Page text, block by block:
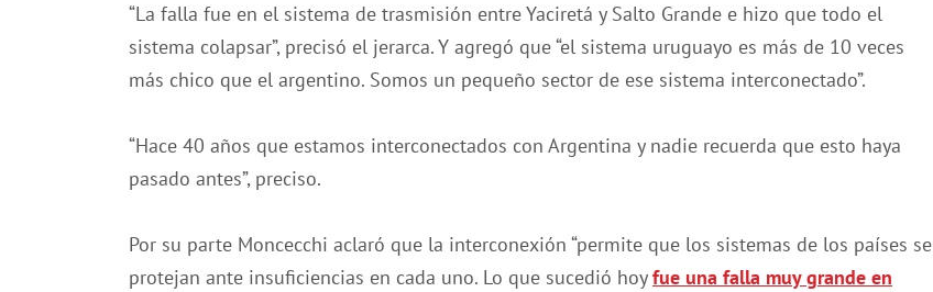
“La falla fue en el sistema de trasmisión entre Yaciretá y Salto Grande e hizo que todo el
sistema colapsar”, precisó el jerarca. Y agregó que “el sistema uruguayo es más de 10 veces
más chico que el argentino. Somos un pequeño sector de ese sistema interconectado”.
“Hace 40 años que estamos interconectados con Argentina y nadie recuerda que esto haya
pasado antes”, preciso.
Por su parte Moncecchi aclaró que la interconexión “permite que los sistemas de los países se
protejan ante insuficiencias en cada uno. Lo que sucedió hoyfue una falla muy grande en